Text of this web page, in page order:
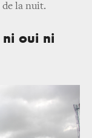
de la nuit.
ni oui ni